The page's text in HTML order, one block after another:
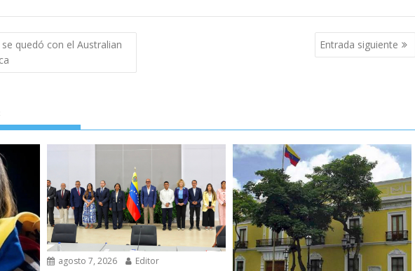
quedó con el Australian
Entrada siguiente
agosto 7, 2026 Editor